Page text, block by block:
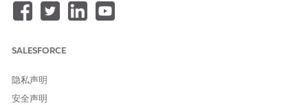
在可视化中自定义颜色
将自定义颜色应用于 Tableau Next 可视化，以使其更吸引人，
式的视觉提示，或突出显示业务优先级。您可在图表中设置最多
使用颜色。
SALESFORCE
隐私声明
安全声明